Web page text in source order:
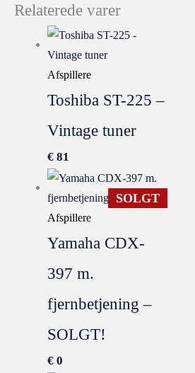
Relaterede varer
Afspillere
Toshiba ST-225 –
Vintage tuner
€81
SOLGT
Afspillere
Yamaha CDX-
397 m.
fjernbetjening –
SOLGT!
€0